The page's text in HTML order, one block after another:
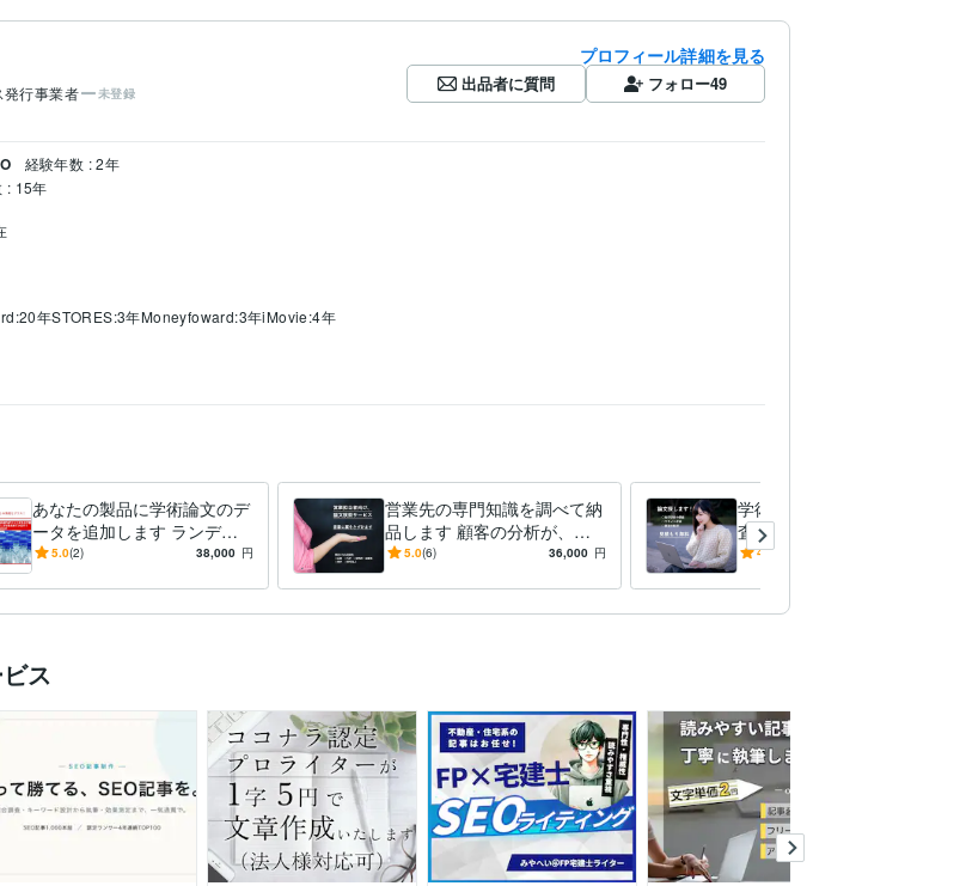
発行事業者 未登録
プロフィール詳細を見る
出品者に質問 フォロー49
経験年数 : 2年
: 15年
年STORES:3年Moneyfoward:3年iMovie:4年
あなたの製品に学術論文のデ
ータを追加します ランディ
ングページ（LP）が物足りな
5.0(2) 38,000 円
営業先の専門知識を調べて納
品します 顧客の分析が、成
約への近道です
5.0(6) 36,000 円
学術論文検索で先行研究を調
査します 企業、大学、研究
機関から個人レベルまで、柔
4.9
ス